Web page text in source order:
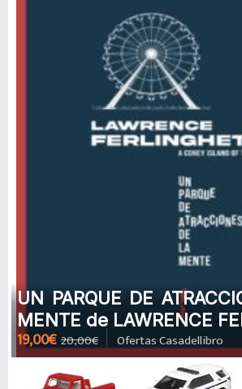
UN PARQUE DE
MENTE de LAWRENCE
19,00€ 20,00€ Ofertas Casadellibro